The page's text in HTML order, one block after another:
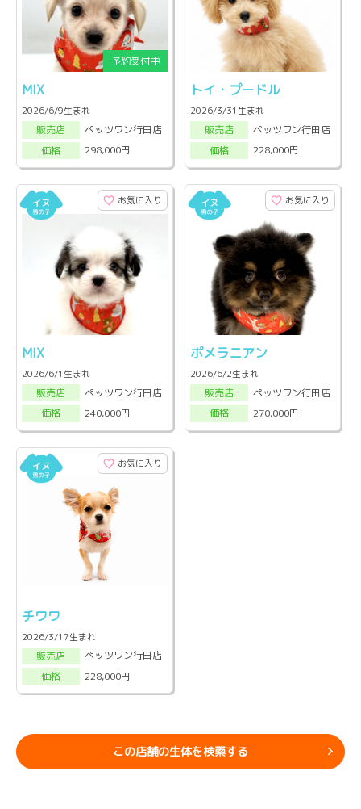
MIX
2026/6/9生まれ
販売店
ペッツワン行田店
価格
298,000円
トイ・プードル
2026/3/31生まれ
販売店
ペッツワン行田店
価格
228,000円
お気に入り
MIX
2026/6/1生まれ
販売店
ペッツワン行田店
価格
240,000円
お気に入り
ポメラニアン
2026/6/2生まれ
販売店
ペッツワン行田店
価格
270,000円
お気に入り
チワワ
2026/3/17生まれ
販売店
ペッツワン行田店
価格
228,000円
この店舗の生体を検索する